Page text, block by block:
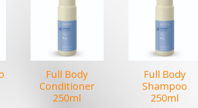
Full Body
Conditioner
250ml
Full Body
Shampoo
250ml